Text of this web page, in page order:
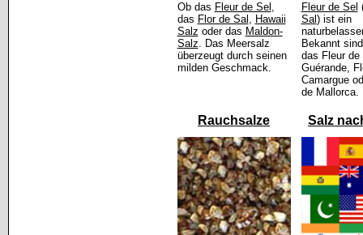
Ob das Fleur de Sel ,
das Flor de Sal , Hawaii
Salz oder das Maldon-
Salz. Das Meersalz
überzeugt durch seinen
milden Geschmack.
Fleur de Sel
Sal) ist ein
Bekannt
das Fleur de
Guérande,
Camargue
de Mallorca.
Rauchsalze Salz